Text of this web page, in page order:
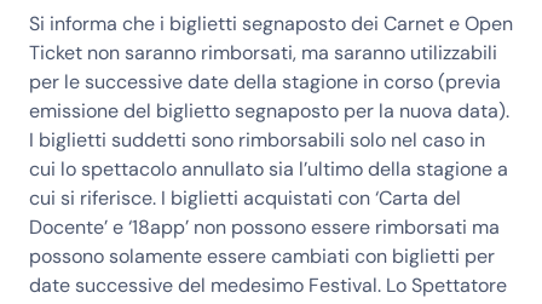
Si informa che i biglietti segnaposto dei Carnet e Open
Ticket non saranno rimborsati, ma saranno utilizzabili
per le successive date della stagione in corso (previa
emissione del biglietto segnaposto per la nuova data).
I biglietti suddetti sono rimborsabili solo nel caso in
cui lo spettacolo annullato sia l’ultimo della stagione a
cui si riferisce. I biglietti acquistati con ‘Carta del
Docente’ e ‘18app’ non possono essere rimborsati ma
possono solamente essere cambiati con biglietti per
date successive del medesimo Festival. Lo Spettatore